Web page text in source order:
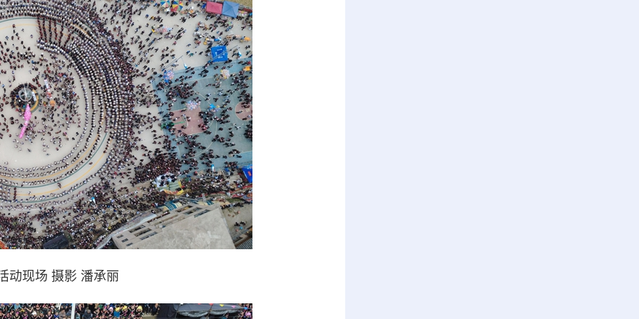
动现场 摄影 潘承丽